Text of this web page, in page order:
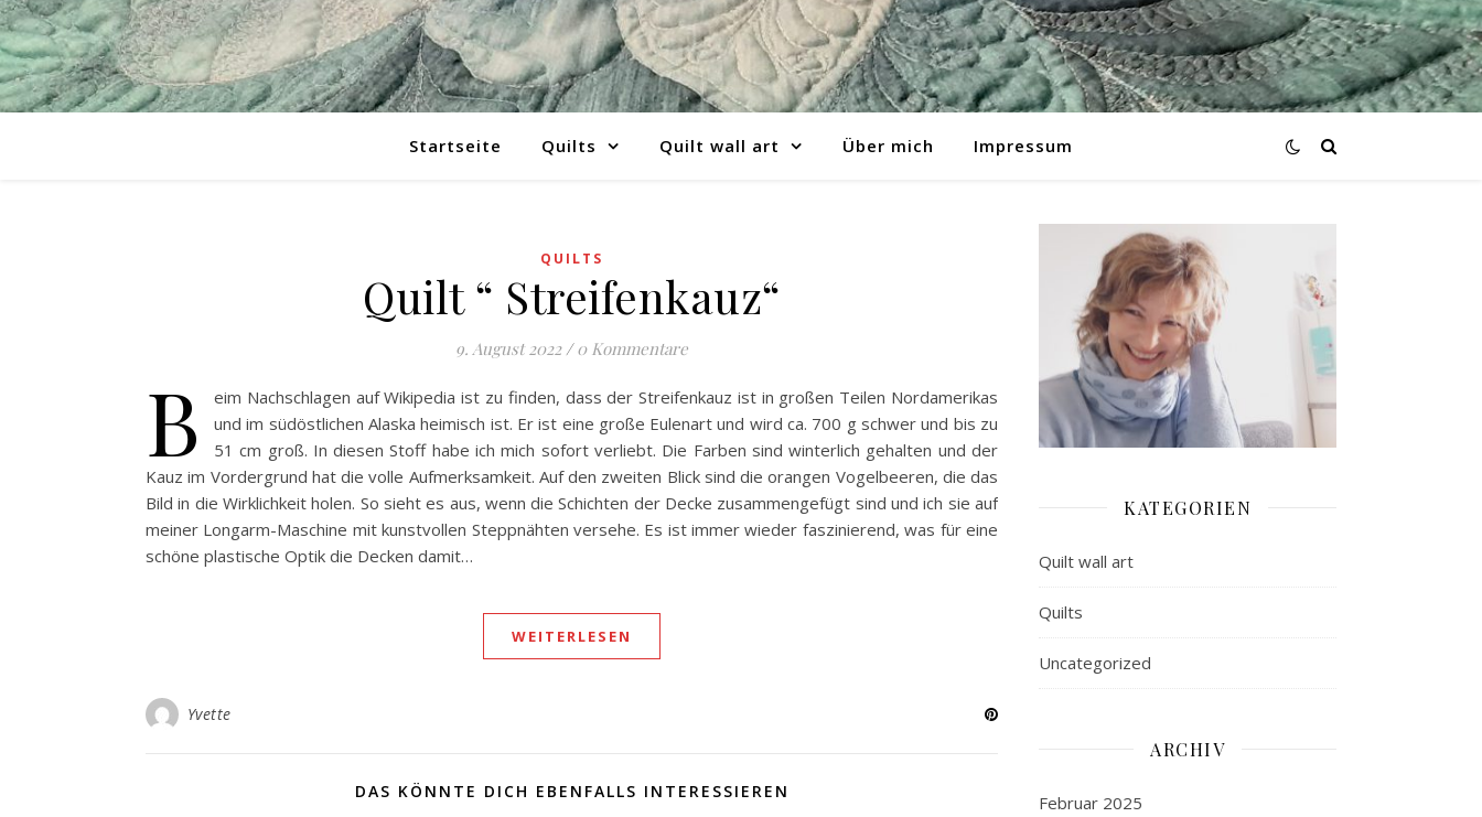
Startseite Quilts Quilt wall art Über mich Impressum
QUILTS
Quilt “ Streifenkauz“
9. August 2022 / 0 Kommentare
B
eim Nachschlagen auf Wikipedia ist zu finden, dass der Streifenkauz ist in großen Teilen Nordamerikas
und im südöstlichen Alaska heimisch ist. Er ist eine große Eulenart und wird ca. 700 g schwer und bis zu
51 cm groß. In diesen Stoff habe ich mich sofort verliebt. Die Farben sind winterlich gehalten und der
Kauz im Vordergrund hat die volle Aufmerksamkeit. Auf den zweiten Blick sind die orangen Vogelbeeren, die das
Bild in die Wirklichkeit holen. So sieht es aus, wenn die Schichten der Decke zusammengefügt sind und ich sie auf
meiner Longarm-Maschine mit kunstvollen Steppnähten versehe. Es ist immer wieder faszinierend, was für eine
schöne plastische Optik die Decken damit…
WEITERLESEN
Yvette
DAS KÖNNTE DICH EBENFALLS INTERESSIEREN
KATEGORIEN
Quilt wall art
Quilts
Uncategorized
ARCHIV
Februar 2025